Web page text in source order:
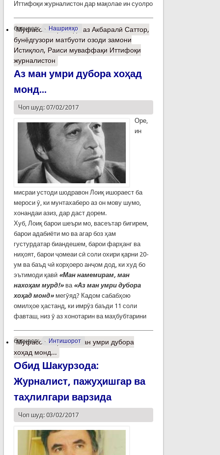
Иттифоқи журналистон дар мақолае ин суолро
барчасп: Нашрияҳо
Муфассалтаро Ёде аз Акбаралӣ Саттор,
бунёдгузори матбуоти озоди замони
Истиқлол, Раиси муваффақи Иттифоқи
журналистон
Аз ман умри дубора хоҳад
монд...
Чоп шуд: 07/02/2017
Оре,
ин
мисраи устоди шодравон Лоиқ ишораест ба
мероси ӯ, ки мунтахаберо аз он мову шумо,
хонандаи азиз, дар даст дорем.
Хуб, Лоиқ барои шеъри мо, васеътар бигирем,
барои адабиёти мо ва агар боз ҳам
густурдатар биандешем, барои фарҳанг ва
ниҳоят, барои ҷомеаи сӣ соли охири қарни 20-
ум ва баъд чӣ корҳоеро анҷом дод, ки худ бо
эътимоди қавӣ «Ман намемирам, ман
нахоҳам мурд!» ва«Аз ман умри дубора
хоҳад монд» мегӯяд? Кадом сабабҳою
омилҳое ҳастанд, ки имрӯз баъди 11 соли
фавташ, низ ӯ аз хонотарин ва маҳбубтарини
барчасп: Интишорот
Муфассалтаро Аз ман умри дубора
хоҳад монд...
Обид Шакурзода:
Журналист, пажуҳишгар ва
таҳлилгари варзида
Чоп шуд: 03/02/2017